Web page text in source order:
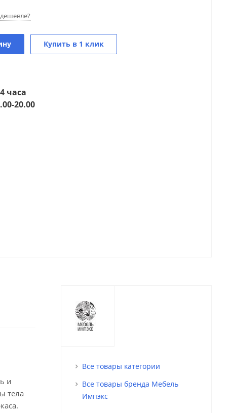
Купить в 1 клик
часа
20.00
и
тела
Все товары категории
Все товары бренда Мебель
Импэкс